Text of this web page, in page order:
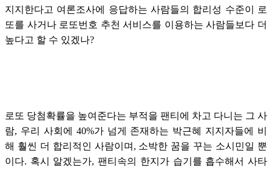
지지한다고 여론조사에 응답하는 사람들의 합리성 수준이 로
또를 사거나 로또번호 추천 서비스를 이용하는 사람들보다 더
높다고 할 수 있겠나?
로또 당첨확률을 높여준다는 부적을 팬티에 차고 다니는 그 사
람, 우리 사회에 40%가 넘게 존재하는 박근혜 지지자들에 비
해 훨씬 더 합리적인 사람이며, 소박한 꿈을 꾸는 소시민일 뿐
이다. 혹시 알겠는가, 팬티속의 한지가 습기를 흡수해서 사타